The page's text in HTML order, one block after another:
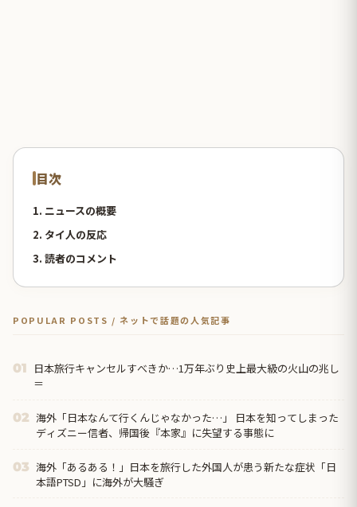
目次
1. ニュースの概要
2. タイ人の反応
3. 読者のコメント
POPULAR POSTS / ネットで話題の人気記事
01
日本旅行キャンセルすべきか…1万年ぶり史上最大級の火山の兆し
＝
02 海外「日本なんて行くんじゃなかった…」 日本を知ってしまった
ディズニー信者、帰国後『本家』に失望する事態に
03 海外「あるある！」日本を旅行した外国人が患う新たな症状「日
本語PTSD」に海外が大騒ぎ